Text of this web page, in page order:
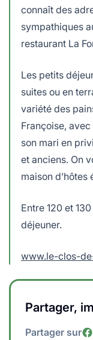
connaît des
sympathiques
restaurant La
Les petits
suites ou en
variété des
Françoise,
son mari en
et anciens. On
maison d’hôtes
Entre 120 et
déjeuner.
www.le-clos-
Partager,
Partager sur